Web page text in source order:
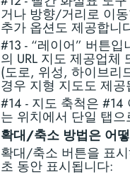
거나 방향/거리로 이
추가 옵션도 제공합니
#13 - “레이어” 버튼
의 URL 지도 제공업
(도로, 위성, 하이브리
경우 지형 지도도 제공
#14 - 지도 축척은 #14
는 위치에서 단일 탭
확대/축소 방법은 어
확대/축소 버튼을 표
초 동안 표시됩니다: